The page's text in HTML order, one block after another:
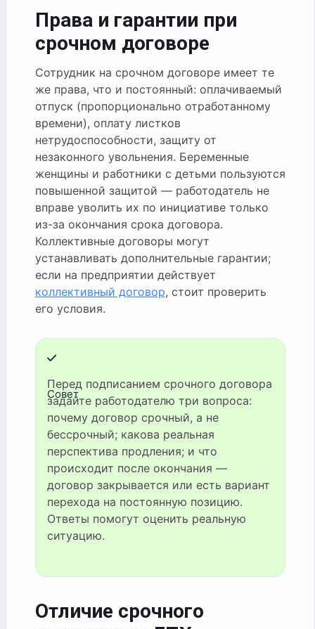
Права и гарантии при
срочном договоре
Сотрудник на срочном договоре имеет те
же права, что и постоянный: оплачиваемый
отпуск (пропорционально отработанному
времени), оплату листков
нетрудоспособности, защиту от
незаконного увольнения. Беременные
женщины и работники с детьми пользуются
повышенной защитой — работодатель не
вправе уволить их по инициативе только
из-за окончания срока договора.
Коллективные договоры могут
устанавливать дополнительные гарантии;
если на предприятии действует
коллективный договор, стоит проверить
его условия.
Совет
Перед подписанием срочного договора
задайте работодателю три вопроса:
почему договор срочный, а не
бессрочный; какова реальная
перспектива продления; и что
происходит после окончания —
договор закрывается или есть вариант
перехода на постоянную позицию.
Ответы помогут оценить реальную
ситуацию.
Отличие срочного